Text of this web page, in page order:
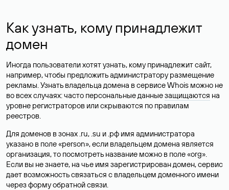
Как узнать, кому принадлежит
домен
Иногда пользователи хотят узнать, кому принадлежит сайт,
например, чтобы предложить администратору размещение
рекламы. Узнать владельца домена в сервисе Whois можно не
во всех случаях: часто персональные данныезащищаются на
уровне регистраторов или скрываются по правилам
реестров.
Для доменов в зонах .ru, .su и .рф имя администратора
указано в поле «person», если владельцем домена является
организация, то посмотреть название можно в поле «org».
Если вы не знаете, на чье имя зарегистрирован домен, сервис
дает возможность связаться с владельцем доменного имени
через форму обратной связи.